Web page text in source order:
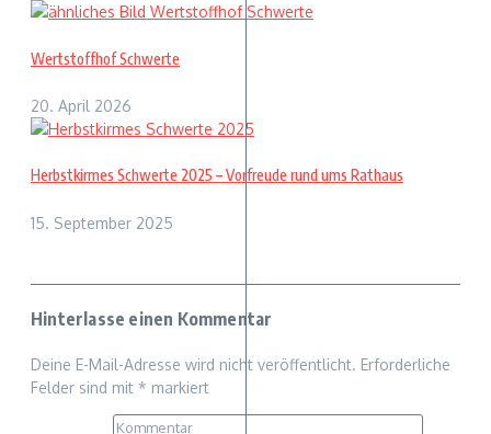
Wertstoffhof Schwerte
20. April 2026
Herbstkirmes Schwerte 2025 – Vorfreude rund ums Rathaus
15. September 2025
Hinterlasse einen Kommentar
Deine E-Mail-Adresse wird nicht veröffentlicht. Erforderliche
Felder sind mit * markiert